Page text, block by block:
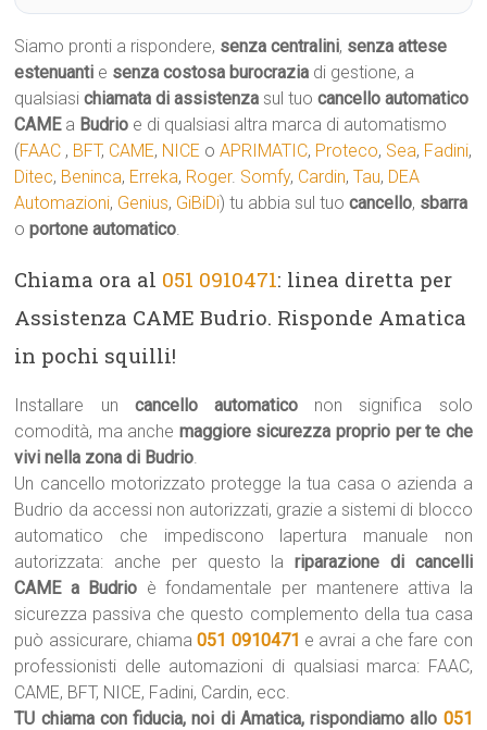
Siamo pronti a rispondere, senza centralini, senza attese
estenuanti e senza costosa burocrazia di gestione, a
qualsiasichiamata di assistenza sul tuocancello automatico
CAMEa Budrio e di qualsiasi altra marca di automatismo
(FAAC , BFT, CAME, NICE oAPRIMATIC, Proteco, Sea, Fadini,
Ditec, Beninca, Erreka, Roger. Somfy, Cardin,Tau, DEA
Automazioni, Genius, GiBiDi) tu abbia sul tuocancello, sbarra
oportone automatico.
Chiama ora al 051 0910471: linea diretta per
Assistenza CAME Budrio. Risponde Amatica
in pochi squilli!
Installare un cancello automatico non significa solo
comodità, ma anche maggiore sicurezza proprio per te che
vivi nella zona di Budrio.
Un cancello motorizzato protegge la tua casa o azienda a
Budrio da accessi non autorizzati, grazie a sistemi di blocco
automatico che impediscono lapertura manuale non
autorizzata: anche per questo lariparazione di cancelli
CAME a Budrio è fondamentale per mantenere attiva la
sicurezza passiva che questo complemento della tua casa
può assicurare, chiama051 0910471 e avrai a che fare con
professionisti delle automazioni di qualsiasi marca: FAAC,
CAME, BFT, NICE, Fadini, Cardin, ecc.
TU chiama con fiducia, noi di Amatica, rispondiamo allo 051